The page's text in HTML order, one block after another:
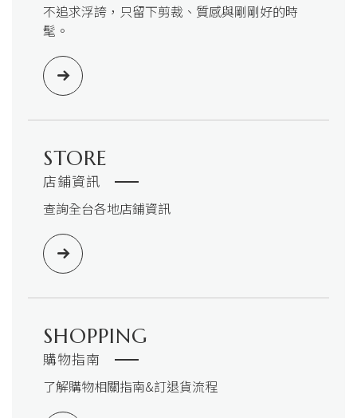
不追求浮誇，只留下剪裁、質感與剛剛好的時
髦。
STORE
店鋪資訊
查詢全台各地店鋪資訊
SHOPPING
購物指南
了解購物相關指南&訂退貨流程